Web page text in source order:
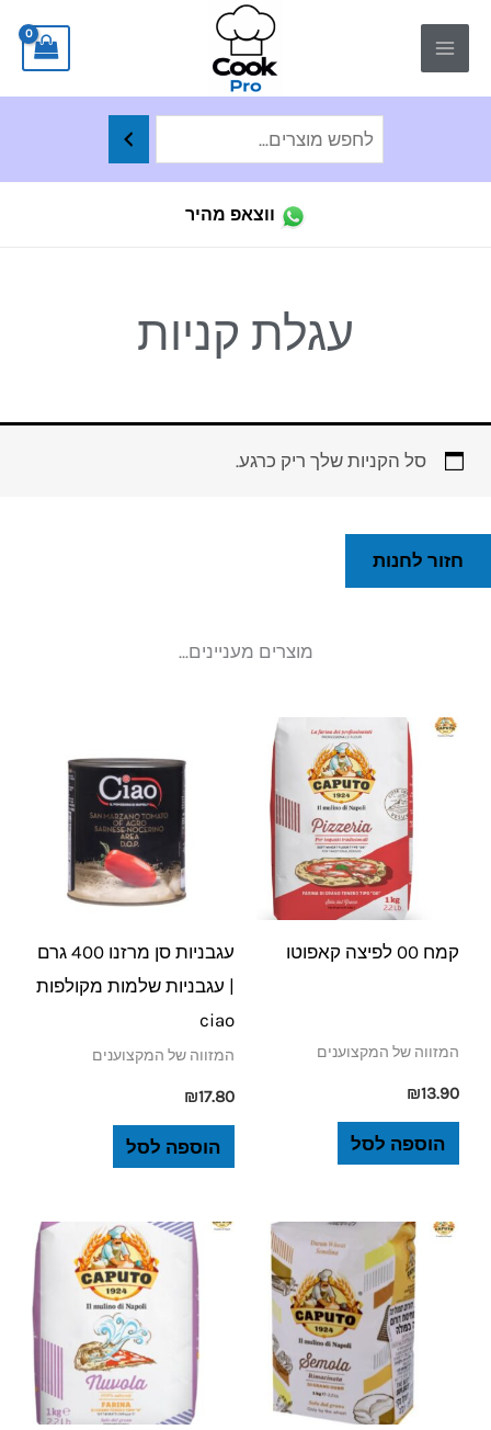
לתוכן
ווצאפ מהיר
עגלת קניות
סל הקניות שלך ריק כרגע.
חזור לחנות
מוצרים מעניינים...
קמח 00 לפיצה קאפוטו
המזווה של המקצוענים
₪13.90
הוספה לסל
עגבניות סן מרזנו 400 גרם
| עגבניות שלמות מקולפות
ciao
המזווה של המקצוענים
₪17.80
הוספה לסל